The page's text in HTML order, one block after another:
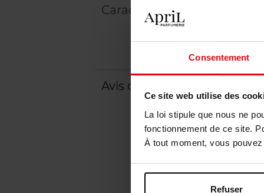
Consentement
Ce site web utilise des
La loi stipule que nous ne
fonctionnement de ce site.
À tout moment, vous
Refuser
Caractéristiques
Avis client